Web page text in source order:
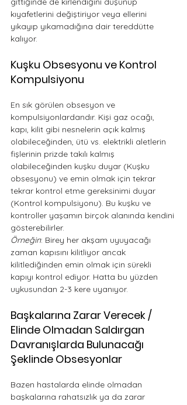
kıyafetlerini değiştiriyor veya ellerini
yıkayıp yıkamadığına dair tereddütte
kalıyor.
Kuşku Obsesyonu ve Kontrol
Kompulsiyonu
En sık görülen obsesyon ve
kompulsiyonlardandır. Kişi gaz ocağı,
kapı, kilit gibi nesnelerin açık kalmış
olabileceğinden, ütü vs. elektrikli aletlerin
fişlerinin prizde takılı kalmış
olabileceğinden kuşku duyar (Kuşku
obsesyonu) ve emin olmak için tekrar
tekrar kontrol etme gereksinimi duyar
(Kontrol kompulsiyonu). Bu kuşku ve
kontroller yaşamın birçok alanında kendini
gösterebilirler.
Örneğin: Birey her akşam uyuyacağı
zaman kapısını kilitliyor ancak
kilitlediğinden emin olmak için sürekli
kapıyı kontrol ediyor. Hatta bu yüzden
uykusundan 2-3 kere uyanıyor.
Başkalarına Zarar Verecek /
Elinde Olmadan Saldırgan
Davranışlarda Bulunacağı
Şeklinde Obsesyonlar
Bazen hastalarda elinde olmadan
başkalarına rahatsızlık ya da zarar